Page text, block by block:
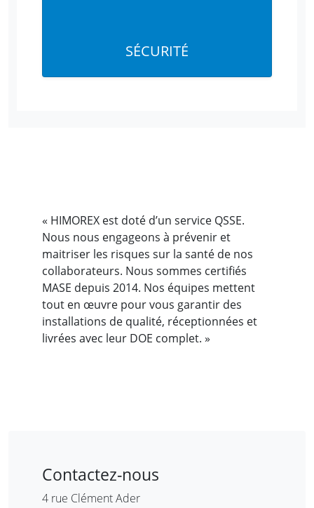
SÉCURITÉ
« HIMOREX est doté d’un service QSSE.
Nous nous engageons à prévenir et
maitriser les risques sur la santé de nos
collaborateurs. Nous sommes certifiés
MASE depuis 2014. Nos équipes mettent
tout en œuvre pour vous garantir des
installations de qualité, réceptionnées et
livrées avec leur DOE complet. »
Contactez-nous
4 rue Clément Ader